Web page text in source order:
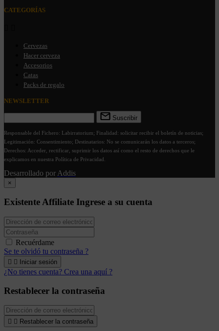
CATEGORÍAS
Cervezas
Hacer cerveza
Accesorios
Catas
Packs de regalo
NEWSLETTER
Suscribir
Responsable del Fichero: Labirratorium; Finalidad: solicitar recibir el boletín de noticias;
Legitimación: Consentimiento; Destinatarios: No se comunicarán los datos a terceros;
Derechos: Acceder, rectificar, suprimir los datos así como el resto de derechos que le
explicamos en nuestra Política de Privacidad.
Desarrollado por Addis
×
Existente Affiliate Ingrese a su cuenta
Recuérdame
Se te olvidó tu contraseña ?
  Iniciar sesión
¿No tienes cuenta? Crea una aquí ?
Restablecer la contraseña
  Restablecer la contraseña